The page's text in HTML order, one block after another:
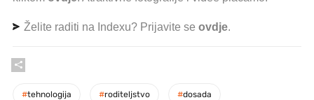
Želite raditi na Indexu? Prijavite se ovdje.
#tehnologija #roditeljstvo #dosada